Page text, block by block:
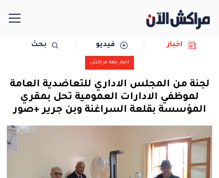
مجتمع
سياسة
رياضة
حوادث
دولية
اخبار فيديو بحث
اخبار جهة مراكش
لجنة من المجلس الاداري للتعاضدية العامة
لموظفي الادارات العمومية تحل بمقري
المؤسسة بقلعة السراغنة وبن جرير +صور